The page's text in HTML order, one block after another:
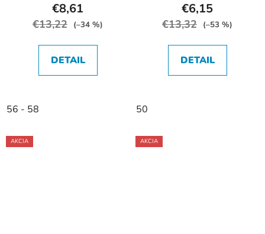
€8,61
€13,22 (–34 %)
DETAIL
56 - 58
€6,15
€13,32 (–53 %)
DETAIL
50
AKCIA AKCIA